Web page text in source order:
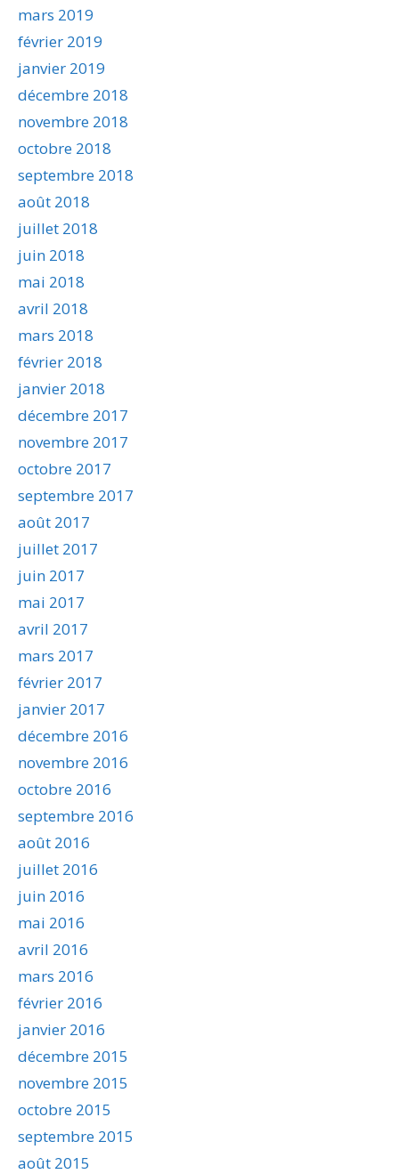
mars 2019
février 2019
janvier 2019
décembre 2018
novembre 2018
octobre 2018
septembre 2018
août 2018
juillet 2018
juin 2018
mai 2018
avril 2018
mars 2018
février 2018
janvier 2018
décembre 2017
novembre 2017
octobre 2017
septembre 2017
août 2017
juillet 2017
juin 2017
mai 2017
avril 2017
mars 2017
février 2017
janvier 2017
décembre 2016
novembre 2016
octobre 2016
septembre 2016
août 2016
juillet 2016
juin 2016
mai 2016
avril 2016
mars 2016
février 2016
janvier 2016
décembre 2015
novembre 2015
octobre 2015
septembre 2015
août 2015